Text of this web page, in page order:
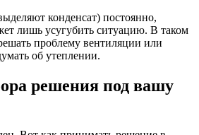
конденсат) постоянно,
лишь усугубить ситуацию. В таком
проблему вентиляции или
об утеплении.
решения под вашу